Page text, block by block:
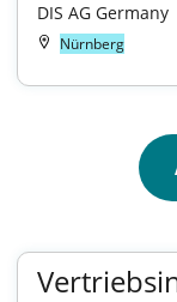
DIS AG Germany
Nürnberg